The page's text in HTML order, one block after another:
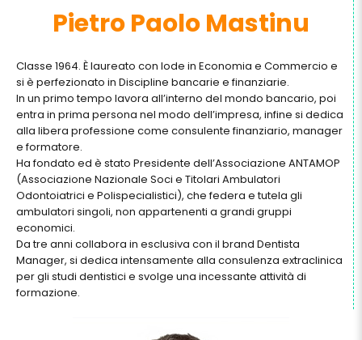
Pietro Paolo Mastinu
Classe 1964. Èlaureato con lode in Economia e Commercio e
si è perfezionato in Discipline bancarie e finanziarie.
In un primo tempo lavora all’interno del mondo bancario, poi
entra in prima persona nel modo dell’impresa, infine si dedica
alla libera professione come consulente finanziario, manager
e formatore.
Ha fondato ed è stato Presidente dell’Associazione ANTAMOP
(Associazione Nazionale Soci e Titolari Ambulatori
Odontoiatrici e Polispecialistici), che federa e tutela gli
ambulatori singoli, non appartenenti a grandi gruppi
economici.
Da tre anni collabora in esclusiva con il brand Dentista
Manager, si dedica intensamente alla consulenza extraclinica
per gli studi dentistici e svolge una incessante attività di
formazione.